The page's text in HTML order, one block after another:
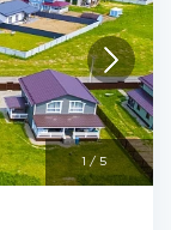
/ 5